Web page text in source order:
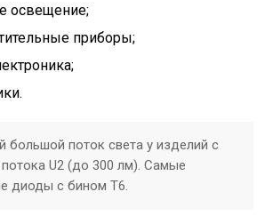
освещение;
приборы;
большой поток света у изделий с
U2 (до 300 лм). Самые
диоды с бином T6.